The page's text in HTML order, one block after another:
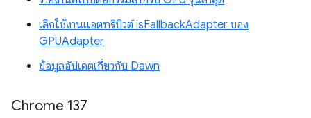
เลิกใช้งานแอตทริบิวต์ isFallbackAdapter ของ
GPUAdapter
ข้อมูลอัปเดตเกี่ยวกับ Dawn
Chrome 137